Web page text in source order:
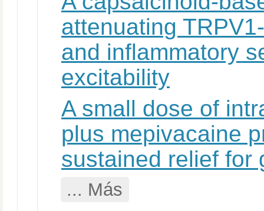
attenuating
and inflammatory
excitability
A small dose of
plus mepivacaine
sustained relief for
... Más